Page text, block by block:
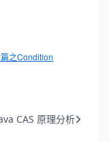
之Condition
CAS 原理分析